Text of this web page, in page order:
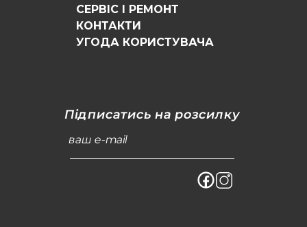
СЕРВІС І РЕМОНТ
КОНТАКТИ
УГОДА КОРИСТУВАЧА
Підписатись на розсилку
ваш e-mail